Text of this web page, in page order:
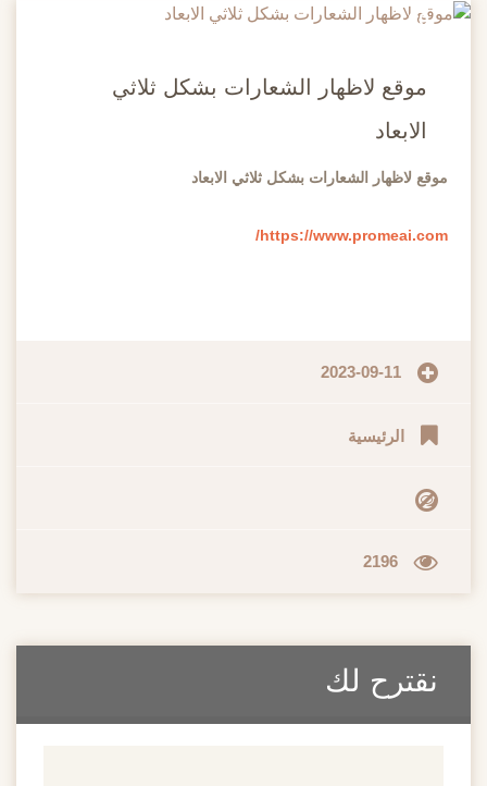
20
موقع لاظهار الشعارات بشكل ثلاثي
الابعاد
موقع لاظهار الشعارات بشكل ثلاثي الابعاد
https://www.promeai.com/
2023-09-11
الرئيسية
2196
نقترح لك